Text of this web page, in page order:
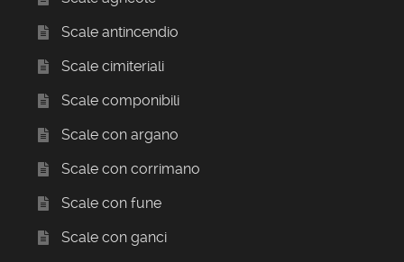
Scale antincendio
Scale cimiteriali
Scale componibili
Scale con argano
Scale con corrimano
Scale con fune
Scale con ganci